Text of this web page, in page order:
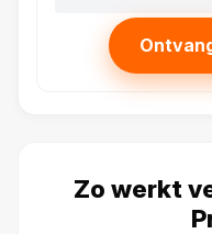
Zo werkt